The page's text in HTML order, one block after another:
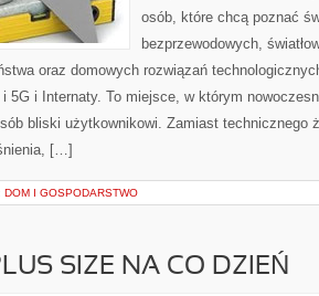
osób, które chcą poznać
bezprzewodowych,
oraz domowych rozwiązań
i 5G i Internaty. To miejsce, w którym
bliski użytkownikowi. Zamiast technicznego
[…]
DOM I GOSPODARSTWO
SIZE NA CO DZIEŃ